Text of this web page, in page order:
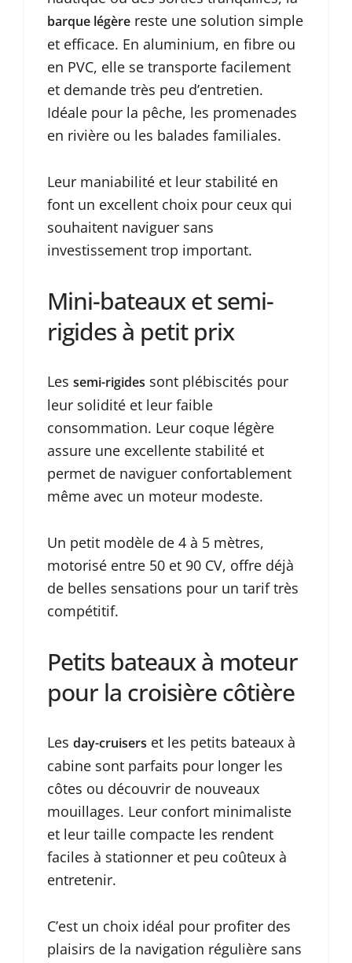
barque légère reste une solution simple
et efficace. En aluminium, en fibre ou
en PVC, elle se transporte facilement
et demande très peu d’entretien.
Idéale pour la pêche, les promenades
en rivière ou les balades familiales.
Leur maniabilité et leur stabilité en
font un excellent choix pour ceux qui
souhaitent naviguer sans
investissement trop important.
Mini-bateaux et semi-
rigides à petit prix
Les semi-rigides sont plébiscités pour
leur solidité et leur faible
consommation. Leur coque légère
assure une excellente stabilité et
permet de naviguer confortablement
même avec un moteur modeste.
Un petit modèle de 4 à 5 mètres,
motorisé entre 50 et 90 CV, offre déjà
de belles sensations pour un tarif très
compétitif.
Petits bateaux à moteur
pour la croisière côtière
Les day-cruisers et les petits bateaux à
cabine sont parfaits pour longer les
côtes ou découvrir de nouveaux
mouillages. Leur confort minimaliste
et leur taille compacte les rendent
faciles à stationner et peu coûteux à
entretenir.
C’est un choix idéal pour profiter des
plaisirs de la navigation régulière sans